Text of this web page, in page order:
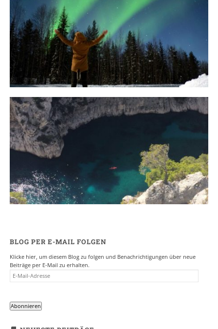
10 Tipps für eine erfolgreiche Jagd
auf Nordlichter
31. JANUAR 2018
Ein Campervan Roadtrip durch die
BLOG PER E-MAIL FOLGEN
Klicke hier, um diesem Blog zu folgen und Benachrichtigungen über neue
Beiträge per E-Mail zu erhalten.
E-
MAIL-
Abonnieren